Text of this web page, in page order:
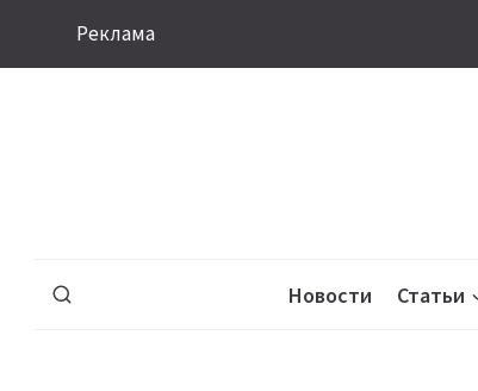
Реклама
Новости Статьи